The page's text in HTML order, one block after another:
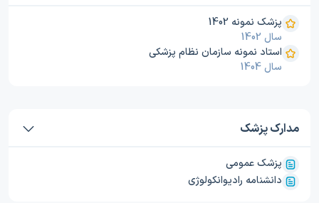
پزشک نمونه 1402
سال 1402
استاد نمونه سازمان نظام پزشکی
سال 1404
مدارک پزشک
پزشک عمومی
دانشنامه رادیوانکولوژی